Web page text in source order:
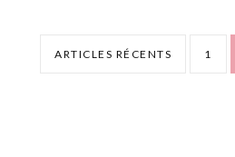
ARTICLES RÉCENTS 1